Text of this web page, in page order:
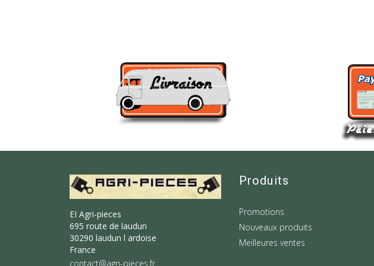
EI Agri-pieces
695 route de laudun
30290 laudun l ardoise
France
contact@agri-pieces.fr
Produits
Promotions
Nouveaux produits
Meilleures ventes